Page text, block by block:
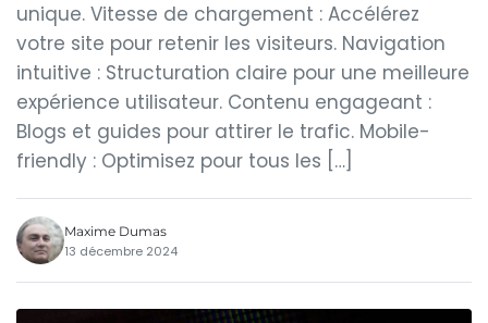
unique. Vitesse de chargement : Accélérez
votre site pour retenir les visiteurs. Navigation
intuitive : Structuration claire pour une meilleure
expérience utilisateur. Contenu engageant :
Blogs et guides pour attirer le trafic. Mobile-
friendly : Optimisez pour tous les […]
Maxime Dumas
13 décembre 2024